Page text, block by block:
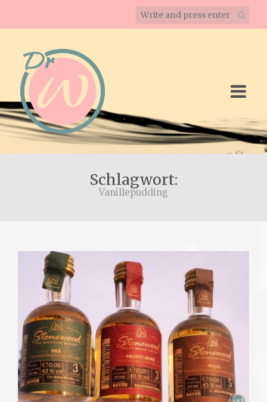
Schlagwort:
Vanillepudding